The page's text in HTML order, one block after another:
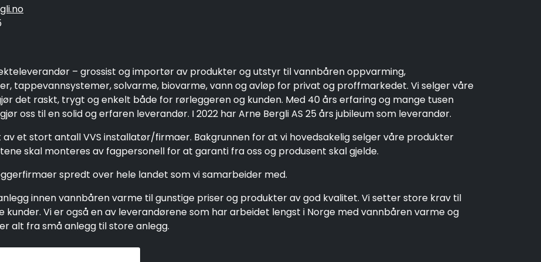
– grossist og importør av produkter og utstyr til vannbåren oppvarming,
tappevannsystemer, solvarme, biovarme, vann og avløp for privat og proffmarkedet. Vi selger våre
det raskt, trygt og enkelt både for rørleggeren og kunden. Med 40 års erfaring og mange tusen
oss til en solid og erfaren leverandør. I 2022 har Arne Bergli AS 25 års jubileum som leverandør.
et stort antall VVS installatør/firmaer. Bakgrunnen for at vi hovedsakelig selger våre produkter
skal monteres av fagpersonell for at garanti fra oss og produsent skal gjelde.
spredt over hele landet som vi samarbeider med.
innen vannbåren varme til gunstige priser og produkter av god kvalitet. Vi setter store krav til
kunder. Vi er også en av leverandørene som har arbeidet lengst i Norge med vannbåren varme og
alt fra små anlegg til store anlegg.